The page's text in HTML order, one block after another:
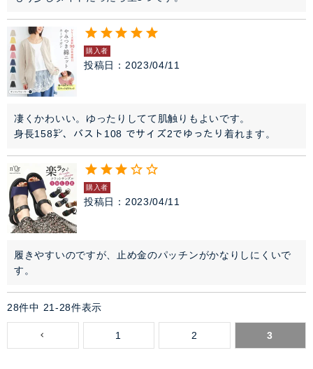
購入者
投稿日 2023/04/11
凄くかわいい。ゆったりしてて肌触りもよいです。
身長158㌢、バスト108 でサイズ2でゆったり着れます。
購入者
投稿日 2023/04/11
履きやすいのですが、止め金のパッチンがかなりしにくいで
す。
28件中 21 -28件表示
1 2 3